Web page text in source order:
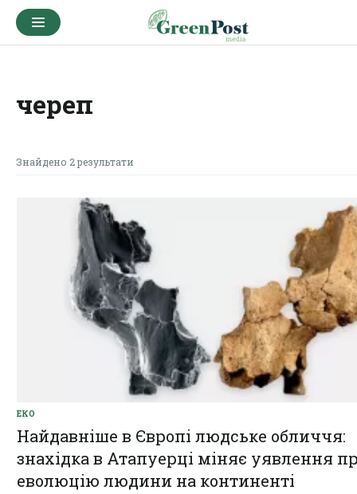
череп
Знайдено 2 результати
ЕКО
Найдавніше в Європі людське обличчя:
знахідка в Атапуерці міняє уявлення
еволюцію людини на континенті